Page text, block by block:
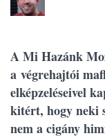
A Mi Hazánk
a végrehajtói
elképzeléseivel
kitért, hogy neki
nem a cigány